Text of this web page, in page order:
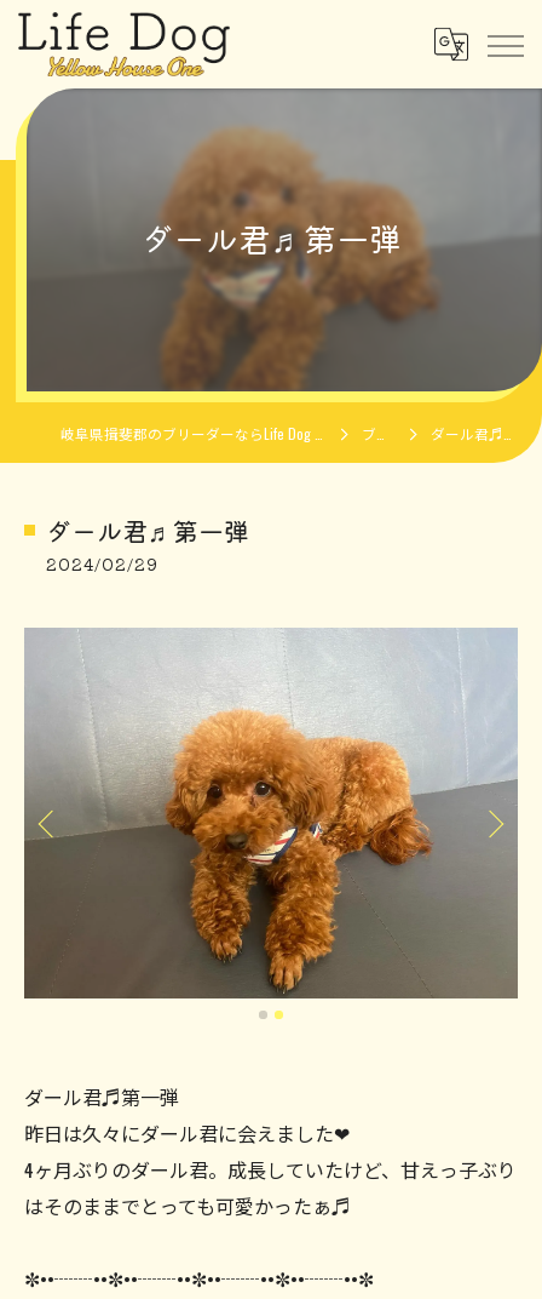
ダール君♬第一弾
ブログ ダール君♬第一弾
ダール君♬第一弾
2024/02/29
ダール君♬第一弾
昨日は久々にダール君に会えました❤︎
4ヶ月ぶりのダール君。成長していたけど、甘えっ子ぶり
はそのままでとっても可愛かったぁ♬
✼••┈┈••✼••┈┈••✼••┈┈••✼••┈┈••✼